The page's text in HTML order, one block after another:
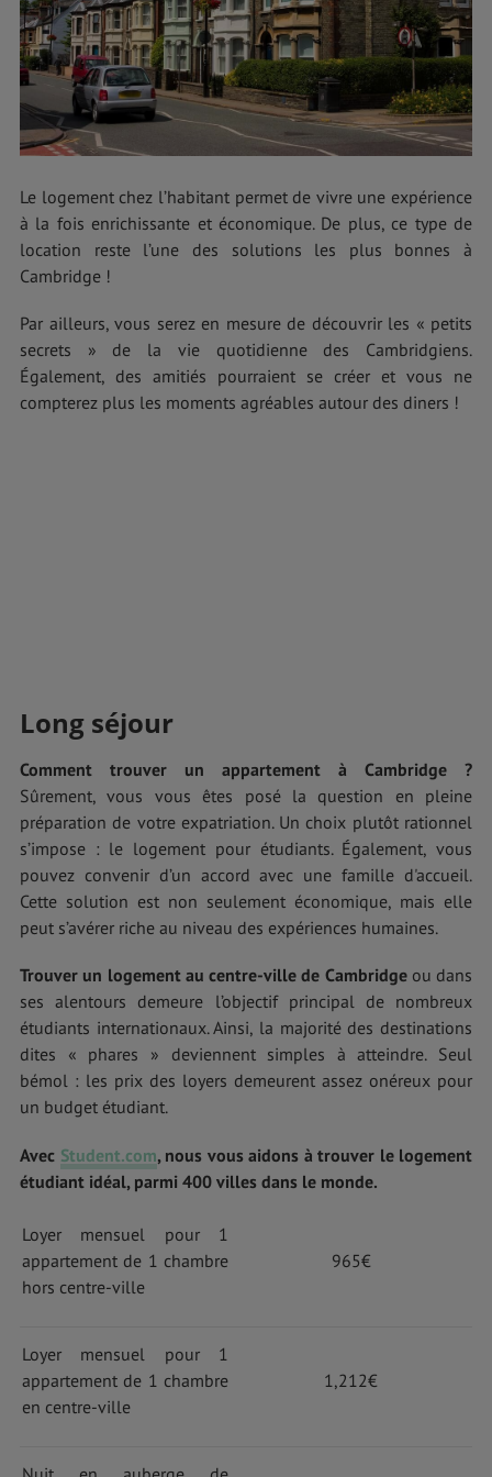
Le logement chez l’habitant permet de vivre une expérience
à la fois enrichissante et économique. De plus, ce type de
location reste l’une des solutions les plus bonnes à
Cambridge !
Par ailleurs, vous serez en mesure de découvrir les « petits
secrets » de la vie quotidienne des Cambridgiens.
Également, des amitiés pourraient se créer et vous ne
compterez plus les moments agréables autour des diners !
Long séjour
Comment trouver un appartement à Cambridge ?
Sûrement, vous vous êtes posé la question en pleine
préparation de votre expatriation. Un choix plutôt rationnel
s’impose : le logement pour étudiants. Également, vous
pouvez convenir d’un accord avec une famille d'accueil.
Cette solution est non seulement économique, mais elle
peut s’avérer riche au niveau des expériences humaines.
Trouver un logement au centre-ville de Cambridgeou dans
ses alentours demeure l’objectif principal de nombreux
étudiants internationaux. Ainsi, la majorité des destinations
dites « phares » deviennent simples à atteindre. Seul
bémol : les prix des loyers demeurent assez onéreux pour
un budget étudiant.
Avec Student.com, nous vous aidons à trouver le logement
étudiant idéal, parmi 400 villes dans le monde.
Loyer mensuel pour 1
appartement de 1 chambre
hors centre-ville
965€
Loyer mensuel pour 1
appartement de 1 chambre
en centre-ville
1,212€